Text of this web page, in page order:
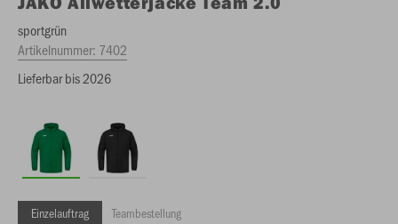
sportgrün
Artikelnummer: 7402
Lieferbar bis 2026
Einzelauftrag Teambestellung